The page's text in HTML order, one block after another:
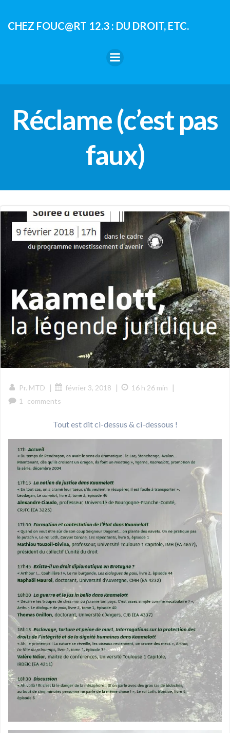
contenu
CHEZ FOUC@RT 12.3 : DU DROIT, ETC.
Réclame (c’est pas
faux)
Pr. MTD | février 3, 2018 | 16 h 26 min |
1 comments
Tout est dit ci-dessus & ci-dessous !